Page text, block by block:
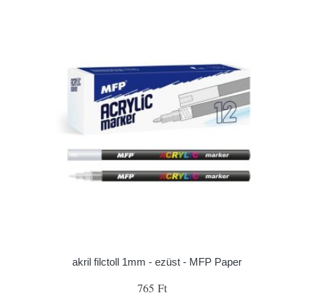
akril filctoll 1mm - ezüst - MFP Paper
765 Ft